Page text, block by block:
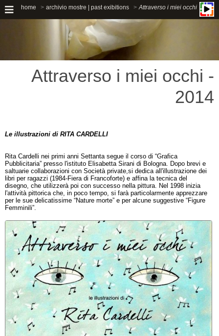
home archivio mostre | past exibitions Attraverso i miei occhi
Attraverso i miei occhi -
2014
Le illustrazioni di RITA CARDELLI
Rita Cardelli nei primi anni Settanta segue il corso di “Grafica
Pubblicitaria” presso l'istituto Elisabetta Sirani di Bologna. Dopo brevi e
saltuarie collaborazioni con Società private,si dedica all'illustrazione dei
libri per ragazzi (1984-Fiera di Francoforte) e affina la tecnica del
disegno, che utilizzerà poi con successo nella pittura. Nel 1998 inizia
l'attività pittorica che, in poco tempo, si farà particolarmente apprezzare
per le sue delicatissime “Nature morte” e per alcune suggestive “Figure
Femminili”.